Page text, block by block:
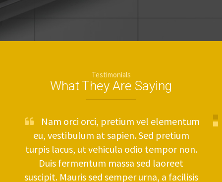
Testimonials
What They Are Saying
Nam orci orci, pretium vel elementum
eu, vestibulum at sapien. Sed pretium
turpis lacus, ut vehicula odio tempor non.
Duis fermentum massa sed laoreet
suscipit. Mauris sed semper urna, a facilisis